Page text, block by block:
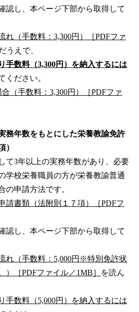
し、本ページ下部から取得して
れ（手数料：3,300円）［PDFファ
うえで、
手数料（3,300円）を納入するには
ください。
（手数料：3,300円）［PDFファ
務年数をもとにした栄養教諭免許
）
3年以上の実務年数があり、必要
学校栄養職員の方が栄養教諭普通
の申請方法です。
請書類（法附則１７項）［PDFフ
し、本ページ下部から取得して
れ（手数料：5,000円※特別免許状
）［PDFファイル／1MB］
を読ん
手数料（5,000円）を納入するには